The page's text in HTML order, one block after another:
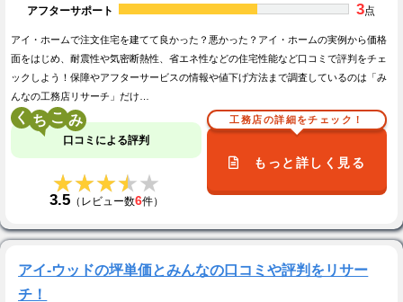
アフターサポート
3点
アイ・ホームで注文住宅を建てて良かった？悪かった？アイ・ホームの実例から価格
面をはじめ、耐震性や気密断熱性、省エネ性などの住宅性能など口コミで評判をチェ
ックしよう！保障やアフターサービスの情報や値下げ方法まで調査しているのは「み
んなの工務店リサーチ」だけ…
く こ
口コミによる評判
★★★★★
★★★★★
3.5（レビュー数6件）
工務店の詳細をチェック！
もっと詳しく見る
アイ-ウッドの坪単価とみんなの口コミや評判をリサー
チ！